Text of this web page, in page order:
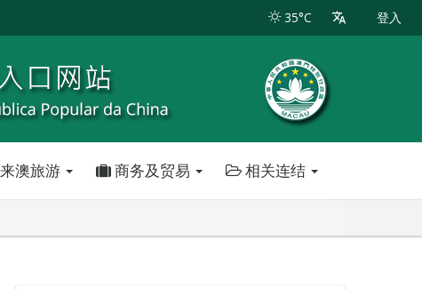
35°C 登入
澳旅游 商务及贸易 相关连结